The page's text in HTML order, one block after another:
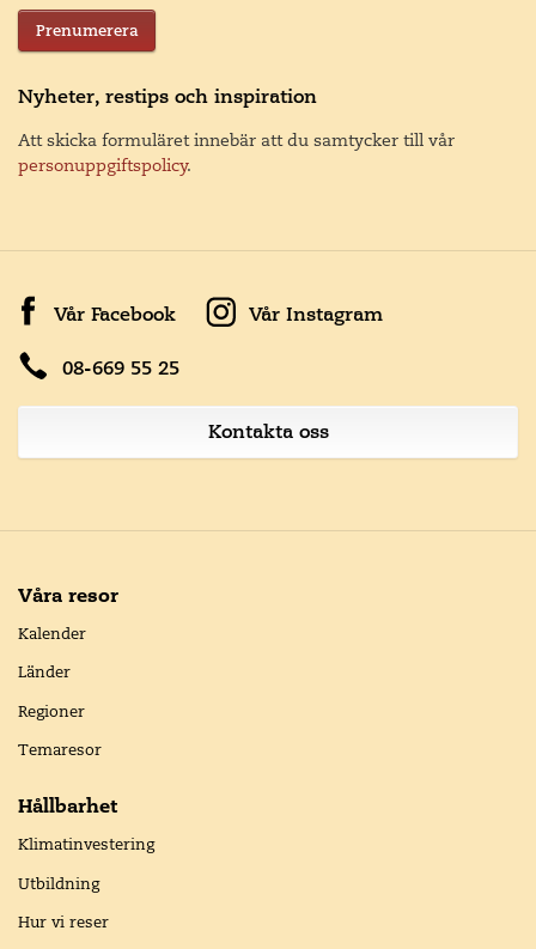
Prenumerera
Nyheter, restips och inspiration
Att skicka formuläret innebär att du samtycker till vår
personuppgiftspolicy.
Vår Facebook Vår Instagram
08-669 55 25
Kontakta oss
Våra resor
Kalender
Länder
Regioner
Temaresor
Hållbarhet
Klimatinvestering
Utbildning
Hur vi reser